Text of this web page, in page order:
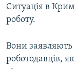
Ситуація в
роботу.
Вони заявляють
роботодавців,